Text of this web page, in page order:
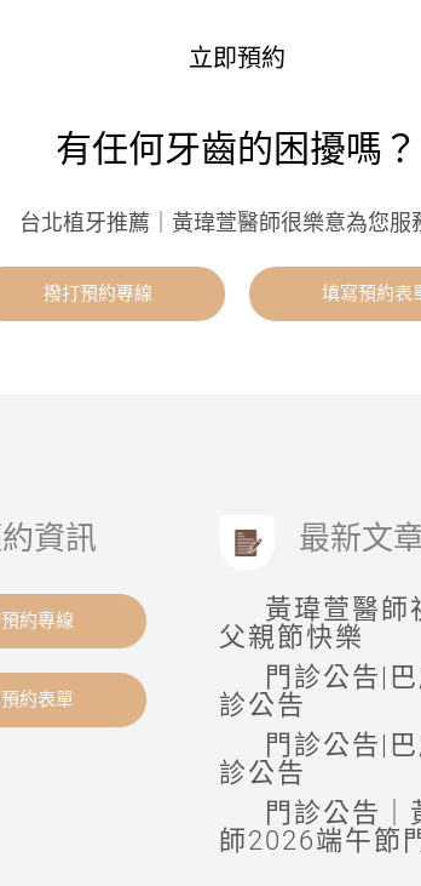
立即預約
有任何牙齒的困擾嗎？
台北植牙推薦｜黃瑋萱醫師很樂意為您服
撥打預約專線 填寫預約表
資訊
約專線
約表單
最新文
黃瑋萱醫師
父親節快樂
門診公告|
診公告
門診公告|
診公告
門診公告｜
師2026端午節